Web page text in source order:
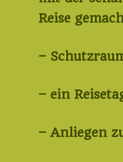
Reise
–
– ein
– Anliegen